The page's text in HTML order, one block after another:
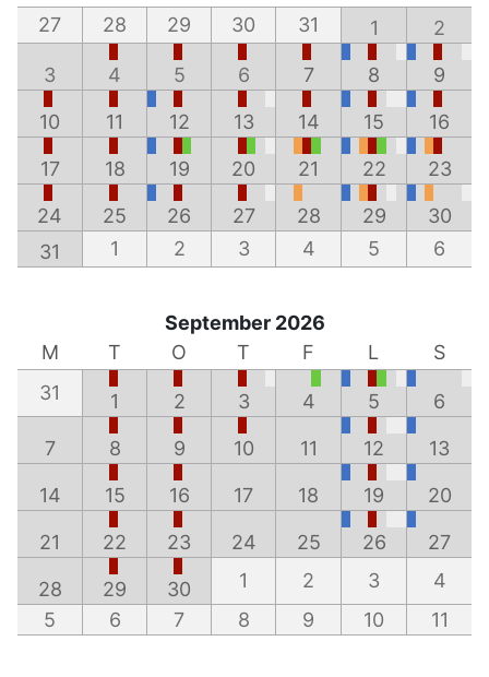
27
28 29 30 31 1 2
3 4 5 6 7 8 9
10 11 12 13 14 15 16
17 18 19 20 21 22 23
24 25 26 27 28 29
30
31
1 2 3 4 5 6
September 2026
M
T O T F L
S
31
1 2 3 4 5 6
7 8 9 10 11 12 13
14 15 16 17 18 19 20
21 22 23 24 25 26 27
28 29 30 1 2 3
4
5
6 7 8 9 10 11